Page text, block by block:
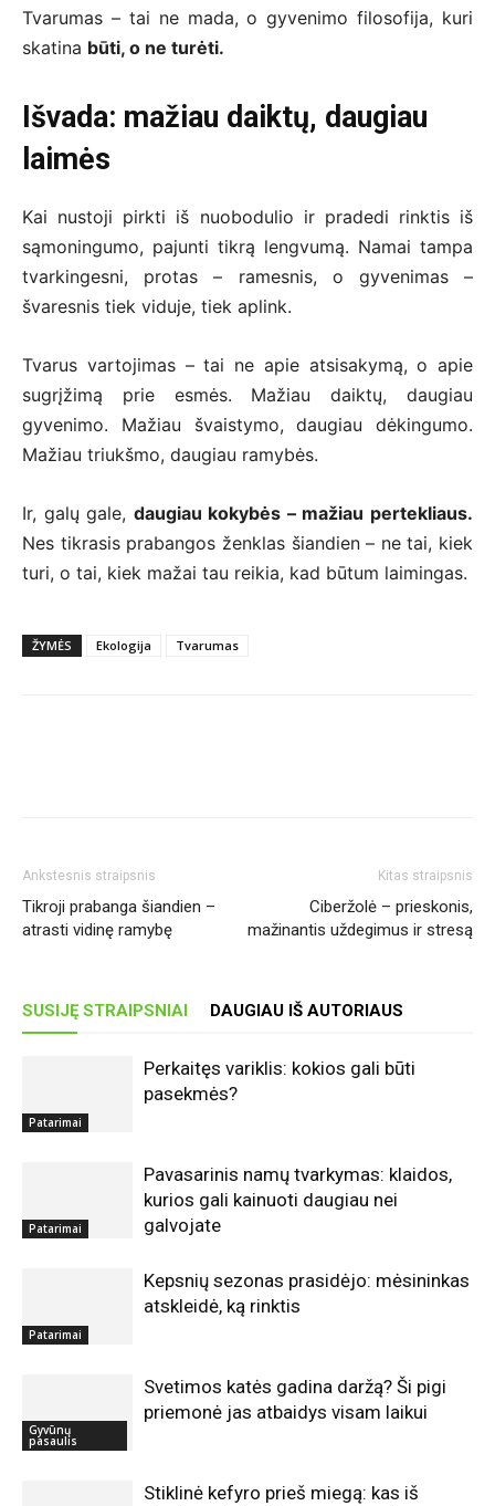
Tvarumas – tai ne mada, o gyvenimo filosofija, kuri
skatina būti, o ne turėti.
Išvada: mažiau daiktų, daugiau
laimės
Kai nustoji pirkti iš nuobodulio ir pradedi rinktis iš
sąmoningumo, pajunti tikrą lengvumą. Namai tampa
tvarkingesni, protas – ramesnis, o gyvenimas –
švaresnis tiek viduje, tiek aplink.
Tvarus vartojimas – tai ne apie atsisakymą, o apie
sugrįžimą prie esmės. Mažiau daiktų, daugiau
gyvenimo. Mažiau švaistymo, daugiau dėkingumo.
Mažiau triukšmo, daugiau ramybės.
Ir, galų gale, daugiau kokybės – mažiau pertekliaus.
Nes tikrasis prabangos ženklas šiandien – ne tai, kiek
turi, o tai, kiek mažai tau reikia, kad būtum laimingas.
ŽYMĖS Ekologija Tvarumas
Ankstesnis straipsnis
Tikroji prabanga šiandien –
atrasti vidinę ramybę
Kitas straipsnis
Ciberžolė – prieskonis,
mažinantis uždegimus ir stresą
SUSIJĘ STRAIPSNIAI DAUGIAU IŠ AUTORIAUS
Patarimai
Perkaitęs variklis: kokios gali būti
pasekmės?
Patarimai
Pavasarinis namų tvarkymas: klaidos,
kurios gali kainuoti daugiau nei
galvojate
Patarimai
Kepsnių sezonas prasidėjo: mėsininkas
atskleidė, ką rinktis
Gyvūnų
pasaulis
Svetimos katės gadina daržą? Ši pigi
priemonė jas atbaidys visam laikui
Stiklinė kefyro prieš miegą: kas iš